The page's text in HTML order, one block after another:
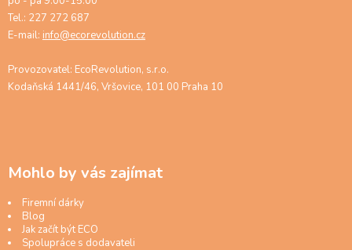
Tel.: 227 272 687
E-mail: info@ecorevolution.cz
Provozovatel: EcoRevolution, s.r.o.
Kodaňská 1441/46, Vršovice, 101 00 Praha 10
Mohlo by vás zajímat
Firemní dárky
Blog
Jak začít být ECO
Spolupráce s dodavateli